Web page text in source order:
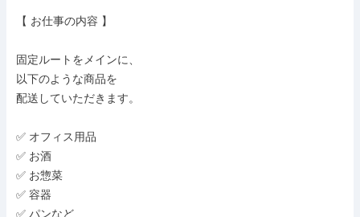
【 お仕事の内容 】
固定ルートをメインに、
以下のような商品を
配送していただきます。
✅ オフィス用品
✅ お酒
✅ お惣菜
✅ 容器
✅ パンなど